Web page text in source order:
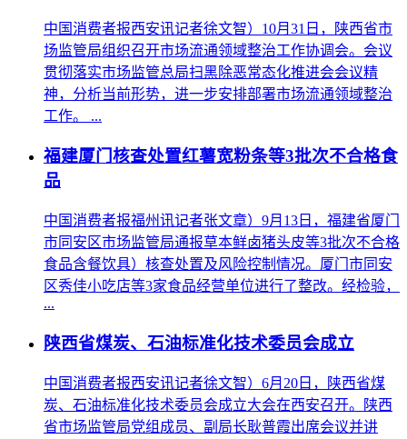
中国消费者报西安讯记者徐文智）10月31日，陕西省市
场监管局组织召开市场流通领域整治工作协调会。会议
贯彻落实市场监管总局扫黑除恶常态化推进会会议精
神，分析当前形势，进一步安排部署市场流通领域整治
工作。 ...
福建厦门核查处置红薯宽粉条等3批次不合格食
品
中国消费者报福州讯记者张文章）9月13日，福建省厦门
市同安区市场监管局通报草本鲜卤猪头皮等3批次不合格
食品含餐饮具）核查处置及风险控制情况。厦门市同安
区秀佳小吃店等3家食品经营单位进行了整改。经检验，
...
陕西省煤炭、石油标准化技术委员会成立
中国消费者报西安讯记者徐文智）6月20日，陕西省煤
炭、石油标准化技术委员会成立大会在西安召开。陕西
省市场监管局党组成员、副局长耿普霞出席会议并讲